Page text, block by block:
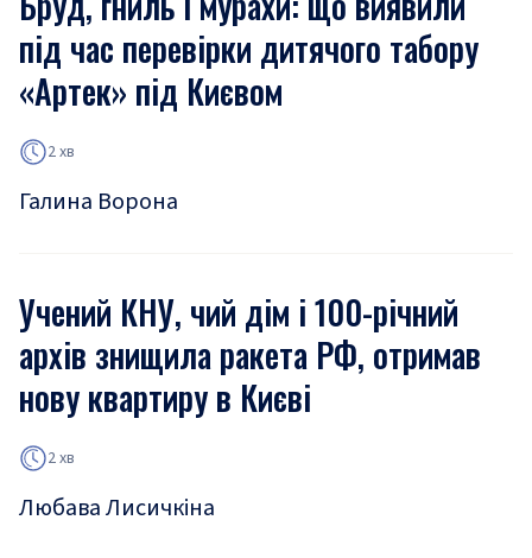
під час перевірки дитячого табору
«Артек» під Києвом
2 хв
Галина Ворона
Учений КНУ, чий дім і 100-річний
архів знищила ракета РФ, отримав
нову квартиру в Києві
2 хв
Любава Лисичкіна